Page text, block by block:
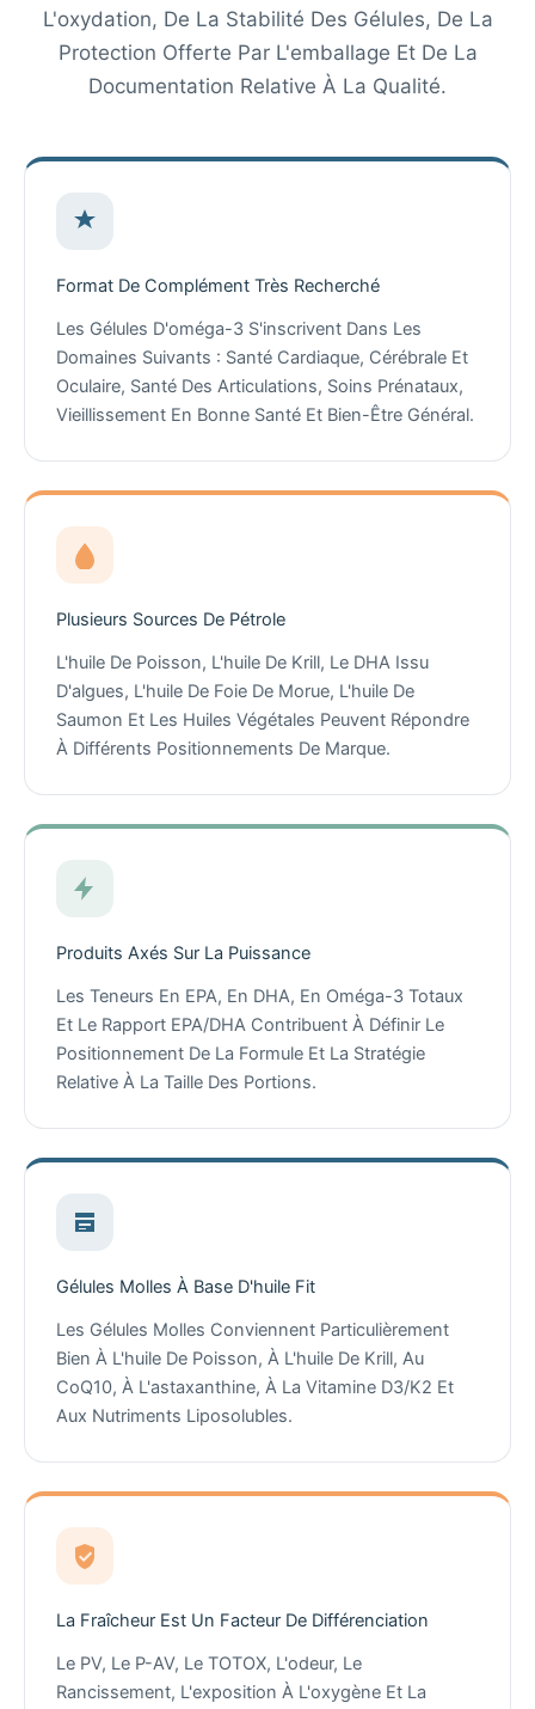
L'oxydation, De La Stabilité Des Gélules, De La
Protection Offerte Par L'emballage Et De La
Documentation Relative À La Qualité.
Format De Complément Très Recherché
Les Gélules D'oméga-3 S'inscrivent Dans Les
Domaines Suivants : Santé Cardiaque, Cérébrale Et
Oculaire, Santé Des Articulations, Soins Prénataux,
Vieillissement En Bonne Santé Et Bien-Être Général.
Plusieurs Sources De Pétrole
L'huile De Poisson, L'huile De Krill, Le DHA Issu
D'algues, L'huile De Foie De Morue, L'huile De
Saumon Et Les Huiles Végétales Peuvent Répondre
À Différents Positionnements De Marque.
Produits Axés Sur La Puissance
Les Teneurs En EPA, En DHA, En Oméga-3 Totaux
Et Le Rapport EPA/DHA Contribuent À Définir Le
Positionnement De La Formule Et La Stratégie
Relative À La Taille Des Portions.
Gélules Molles À Base D'huile Fit
Les Gélules Molles Conviennent Particulièrement
Bien À L'huile De Poisson, À L'huile De Krill, Au
CoQ10, À L'astaxanthine, À La Vitamine D3/K2 Et
Aux Nutriments Liposolubles.
La Fraîcheur Est Un Facteur De Différenciation
Le PV, Le P-AV, Le TOTOX, L'odeur, Le
Rancissement, L'exposition À L'oxygène Et La